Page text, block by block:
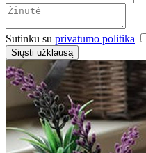
Sutinku su privatumo politika
Siųsti užklausą